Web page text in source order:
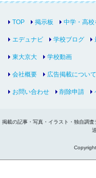
TOP 掲示板 中学・高校
エデュナビ 学校ブログ
東大京大 学校動画
会社概要 広告掲載について
お問い合わせ 削除申請
掲載の記事・写真・イラスト・独自調